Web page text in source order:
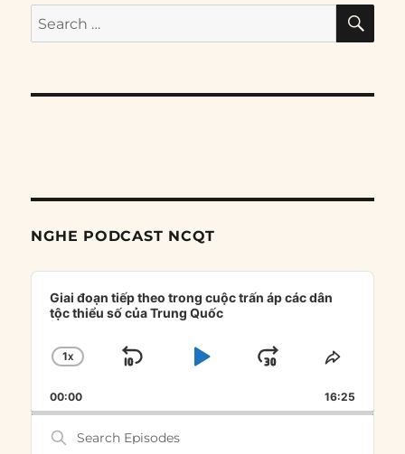
Search
for:
NGHE PODCAST NCQT
Audio
Player
Giai đoạn tiếp theo trong cuộc trấn áp các dân
tộc thiểu số của Trung Quốc
CHANGE
RATE
1X
SKIP
PLAYJUMP
FORWARD
SHARE
00:00 16:25
Search
Episodes